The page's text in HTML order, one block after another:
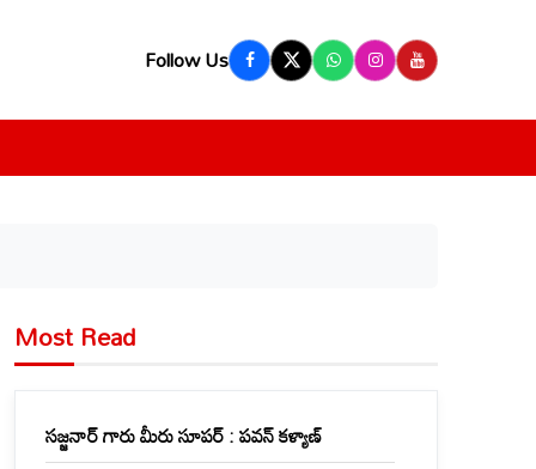
Follow Us
Most Read
సజ్జనార్ గారు మీరు సూపర్ : పవన్ కళ్యాణ్